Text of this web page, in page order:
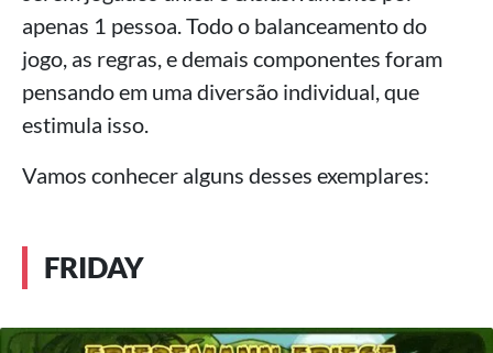
apenas 1 pessoa. Todo o balanceamento do
jogo, as regras, e demais componentes foram
pensando em uma diversão individual, que
estimula isso.
Vamos conhecer alguns desses exemplares:
FRIDAY